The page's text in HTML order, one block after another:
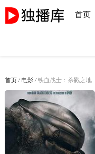
首页
首页 / 电影 / 铁血战士：杀戮之地